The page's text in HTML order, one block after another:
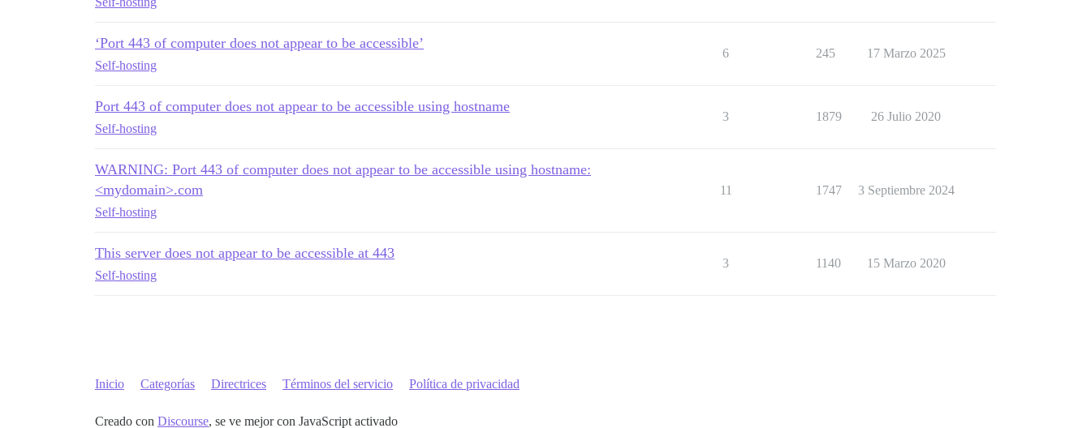
‘Port 443 of computer does not appear to be accessible’
Self-hosting
6 245 17 Marzo 2025
Port 443 of computer does not appear to be accessible using hostname
Self-hosting
3 1879 26 Julio 2020
WARNING: Port 443 of computer does not appear to be accessible using hostname:
<mydomain>.com
Self-hosting
11 1747 3 Septiembre 2024
This server does not appear to be accessible at 443
Self-hosting
3 1140 15 Marzo 2020
Inicio Categorías Directrices Términos del servicio Política de privacidad
Creado con Discourse, se ve mejor con JavaScript activado